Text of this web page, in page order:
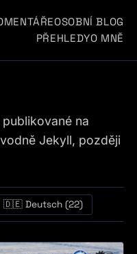
OSOBNÍ BLOG
PŘEHLEDYO MNĚ
na
Jekyll, později
🇩🇪 Deutsch (22)